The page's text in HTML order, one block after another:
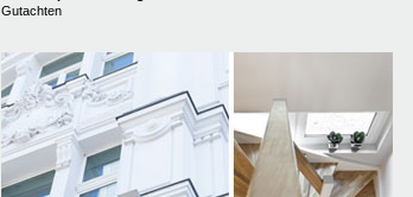
Gutachten